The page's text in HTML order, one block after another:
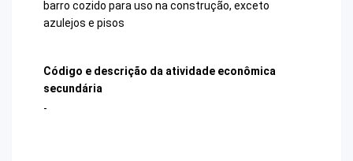
barro cozido para uso na construção, exceto
azulejos e pisos
Código e descrição da atividade econômica
secundária
-